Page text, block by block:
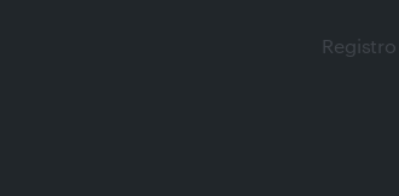
Registro